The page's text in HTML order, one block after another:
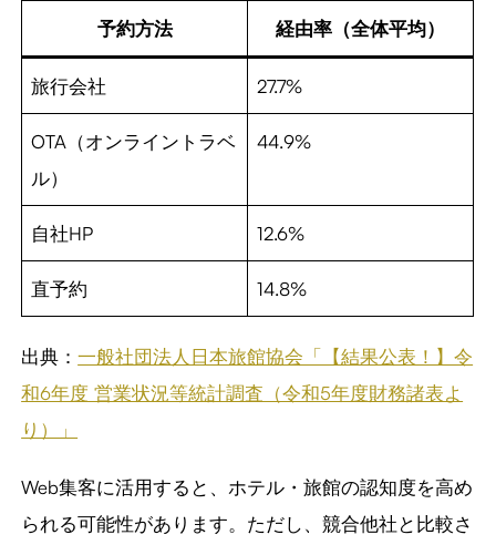
予約方法 経由率（全体平均）
旅行会社 27.7%
OTA（オンライントラベ
ル）
44.9%
自社HP 12.6%
直予約 14.8%
出典：一般社団法人日本旅館協会「【結果公表！】令
和6年度 営業状況等統計調査（令和5年度財務諸表よ
り）」
Web集客に活用すると、ホテル・旅館の認知度を高め
られる可能性があります。ただし、競合他社と比較さ